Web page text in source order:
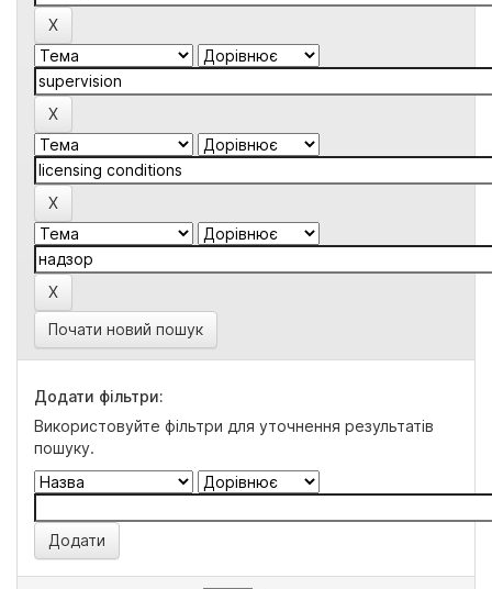
Почати новий пошук
Додати фільтри:
Використовуйте фільтри для уточнення результатів
пошуку.